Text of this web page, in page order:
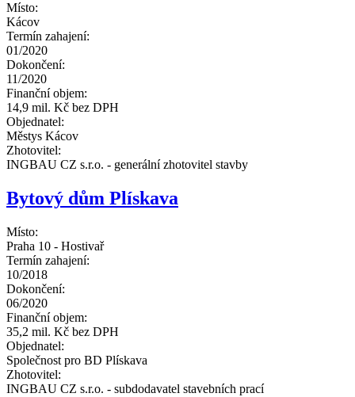
Místo:
Kácov
Termín zahajení:
01/2020
Dokončení:
11/2020
Finanční objem:
14,9 mil. Kč bez DPH
Objednatel:
Městys Kácov
Zhotovitel:
INGBAU CZ s.r.o. - generální zhotovitel stavby
Bytový dům Plískava
Místo:
Praha 10 - Hostivař
Termín zahajení:
10/2018
Dokončení:
06/2020
Finanční objem:
35,2 mil. Kč bez DPH
Objednatel:
Společnost pro BD Plískava
Zhotovitel:
INGBAU CZ s.r.o. - subdodavatel stavebních prací